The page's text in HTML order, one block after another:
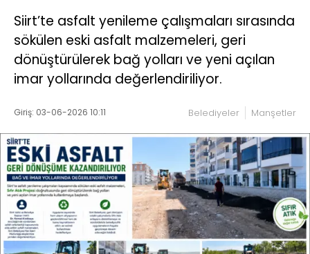
Siirt’te asfalt yenileme çalışmaları sırasında
sökülen eski asfalt malzemeleri, geri
dönüştürülerek bağ yolları ve yeni açılan
imar yollarında değerlendiriliyor.
Giriş: 03-06-2026 10:11 Belediyeler Manşetler